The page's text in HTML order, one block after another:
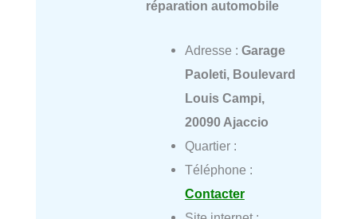
réparation automobile
Adresse : Garage
Paoleti, Boulevard
Louis Campi,
20090 Ajaccio
Quartier :
Téléphone :
Contacter